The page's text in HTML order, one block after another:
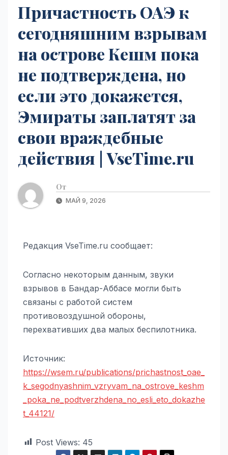
Причастность ОАЭ к
сегодняшним взрывам
на острове Кешм пока
не подтверждена, но
если это докажется,
Эмираты заплатят за
свои враждебные
действия | VseTime.ru
От
МАЙ 9, 2026
Редакция VseTime.ru сообщает:
Согласно некоторым данным, звуки
взрывов в Бандар-Аббасе могли быть
связаны с работой систем
противовоздушной обороны,
перехвативших два малых беспилотника.
Источник:
https://wsem.ru/publications/prichastnost_oae_
k_segodnyashnim_vzryvam_na_ostrove_keshm
_poka_ne_podtverzhdena_no_esli_eto_dokazhe
t_44121/
Post Views: 45